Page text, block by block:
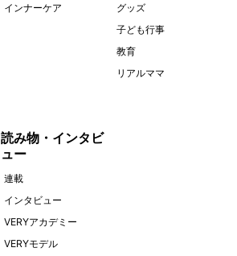
インナーケア
グッズ
子ども行事
教育
リアルママ
読み物・インタビ
ュー
連載
インタビュー
VERYアカデミー
VERYモデル